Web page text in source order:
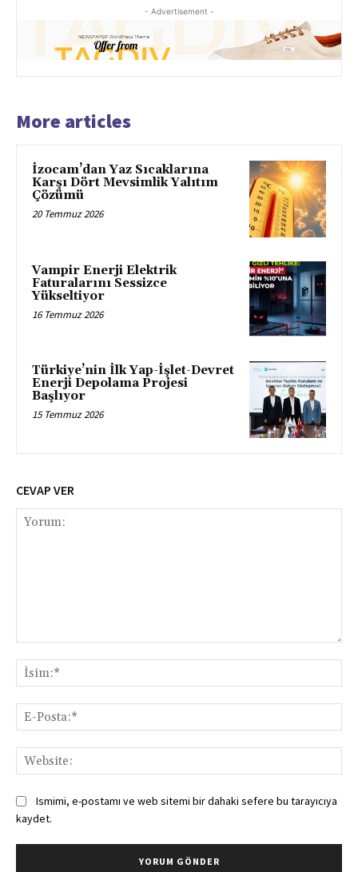
- Advertisement -
More articles
İzocam’dan Yaz Sıcaklarına
Karşı Dört Mevsimlik Yalıtım
Çözümü
20 Temmuz 2026
Vampir Enerji Elektrik
Faturalarını Sessizce
Yükseltiyor
16 Temmuz 2026
Türkiye’nin İlk Yap-İşlet-Devret
Enerji Depolama Projesi
Başlıyor
15 Temmuz 2026
CEVAP VER
Ismimi, e-postamı ve web sitemi bir dahaki sefere bu tarayıcıya
kaydet.